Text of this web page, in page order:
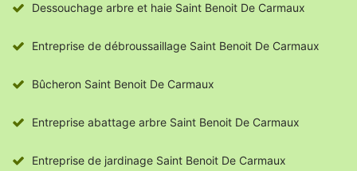
Dessouchage arbre et haie Saint Benoit De Carmaux
Entreprise de débroussaillage Saint Benoit De Carmaux
Bûcheron Saint Benoit De Carmaux
Entreprise abattage arbre Saint Benoit De Carmaux
Entreprise de jardinage Saint Benoit De Carmaux